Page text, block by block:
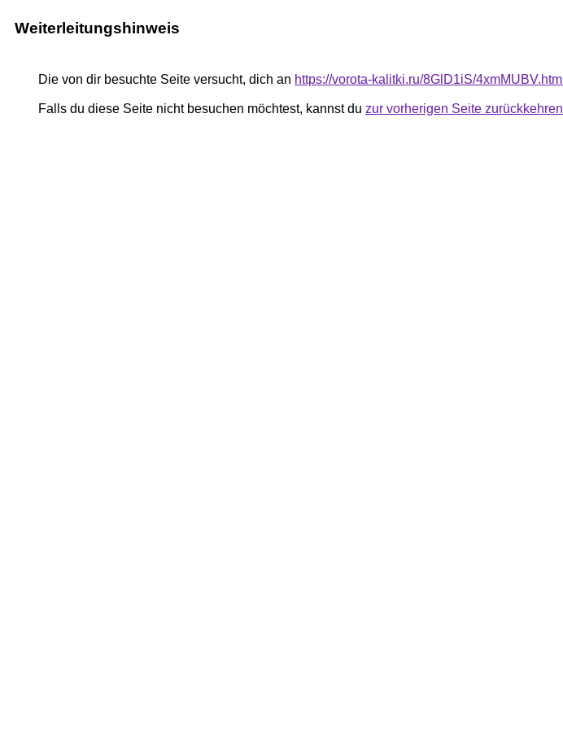
Weiterleitungshinweis
Die von dir besuchte Seite versucht, dich an https://vorota-kalitki.ru/8GlD1iS/4xmMUBV.html
Falls du diese Seite nicht besuchen möchtest, kannst du zur vorherigen Seite zurückkehren